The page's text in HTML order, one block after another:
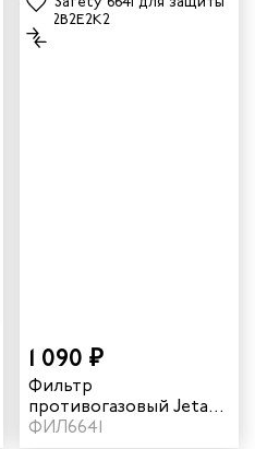
1 090 ₽
Фильтр
противогазовый Jeta
Safety 6641 A2B2E2K2
ФИЛ6641